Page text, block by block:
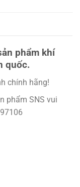
phẩm khí
quốc.
chính hãng!
phẩm SNS vui